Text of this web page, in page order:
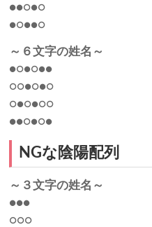
●●○●○
●○●●○
～６文字の姓名～
●○●○●●
○○●○●○
○●○●○○
●●○●○●
NGな陰陽配列
～３文字の姓名～
●●●
○○○